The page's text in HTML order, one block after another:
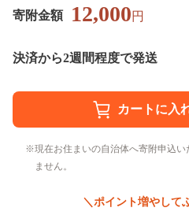
寄附金額 12,000円
決済から2週間程度で発送
現在お住まいの自治体へ寄附申込
ません。
＼ポイント増やして